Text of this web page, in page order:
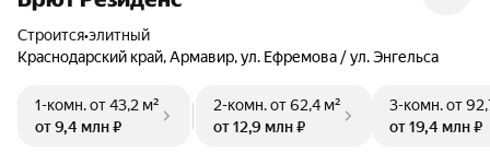
Строится•элитный
Краснодарский край, Армавир, ул. Ефремова / ул. Энгельса
1-комн.от 43,2 м²
от 9,4 млн ₽
2-комн.от 62,4 м²
от 12,9 млн ₽
3-комн.от
от 19,4 млн ₽